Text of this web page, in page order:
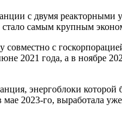
с двумя
самым крупным
с
2021 года, а в ноябре
энергоблоки
мае 2023-го, выработала